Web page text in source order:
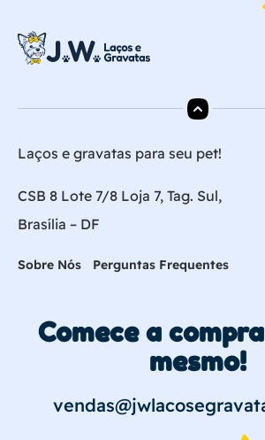
Laços e gravatas para seu pet!
CSB 8 Lote 7/8 Loja 7, Tag. Sul,
Brasília – DF
Sobre Nós Perguntas Frequentes
Comece a
mesmo!